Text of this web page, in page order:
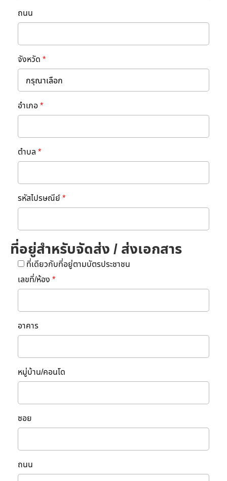
ถนน
จังหวัด *
อำเภอ*
ตำบล *
รหัสไปรษณีย์*
ที่อยู่สำหรับจัดส่ง / ส่งเอกสาร
ที่เดียวกับที่อยู่ตามบัตรประชาชน
เลขที่/ห้อง *
อาคาร
หมู่บ้าน/คอนโด
ซอย
ถนน